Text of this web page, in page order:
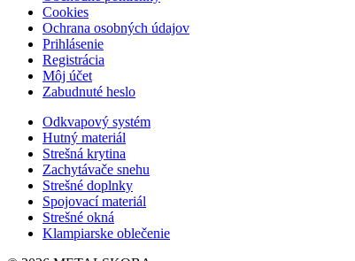
Cookies
Ochrana osobných údajov
Prihlásenie
Registrácia
Môj účet
Zabudnuté heslo
Odkvapový systém
Hutný materiál
Strešná krytina
Zachytávače snehu
Strešné doplnky
Spojovací materiál
Strešné okná
Klampiarske oblečenie